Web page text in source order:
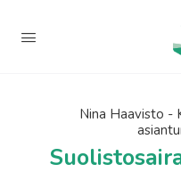
Nina Haavisto -